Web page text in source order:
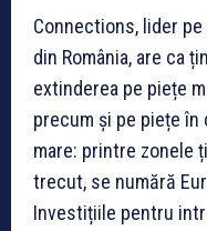
Connections, lider
din România, are ca
extinderea pe piețe
precum și pe piețe
mare: printre zonele
trecut, se numără
Investițiile pentru